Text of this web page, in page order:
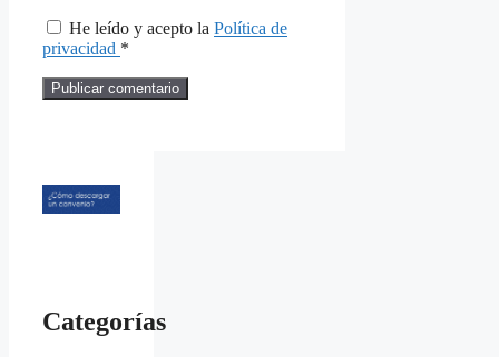
He leído y acepto la Política de
privacidad *
Categorías